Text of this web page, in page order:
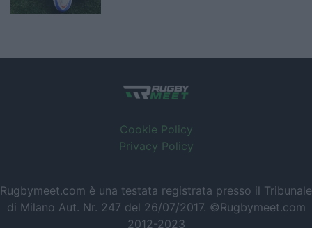
Cookie Policy
Privacy Policy
Rugbymeet.com è una testata registrata presso il Tribunale
di Milano Aut. Nr. 247 del 26/07/2017. ©Rugbymeet.com
2012-2023